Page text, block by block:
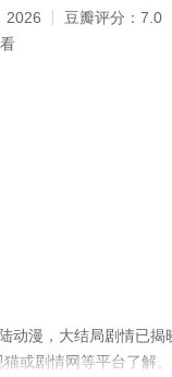
2026 豆瓣评分： 7.0
动漫，大结局剧情已
或剧情网等平台了解。